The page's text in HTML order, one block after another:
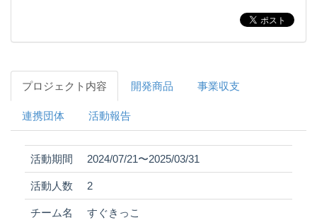
プロジェクト内容 開発商品 事業収支
連携団体 活動報告
活動期間 2024/07/21〜2025/03/31
活動人数 2
チーム名 すぐきっこ